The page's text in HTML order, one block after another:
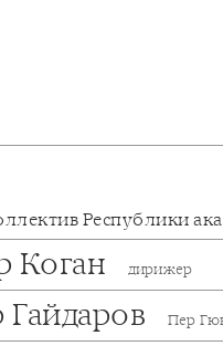
Республики
Коган дирижер
Пер